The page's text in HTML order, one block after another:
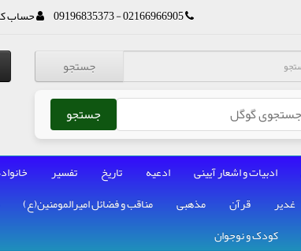
02166966905 - 09196835373 حساب
جستجو
جستجو
ادبیات و اشعار آیینی ادعیه تاریخ تفسیر
غدیر قرآن مذهبی مناقب و فضائل امیرالمومنین(ع)
کودک و نوجوان